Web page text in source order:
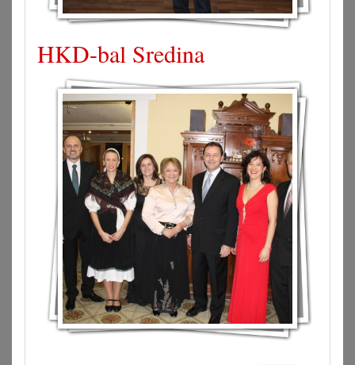
HKD-bal Sredina